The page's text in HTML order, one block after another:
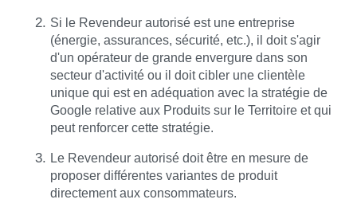
Si le Revendeur autorisé est une entreprise
(énergie, assurances, sécurité, etc.), il doit s'agir
d'un opérateur de grande envergure dans son
secteur d'activité ou il doit cibler une clientèle
unique qui est en adéquation avec la stratégie de
Google relative aux Produits sur le Territoire et qui
peut renforcer cette stratégie.
Le Revendeur autorisé doit être en mesure de
proposer différentes variantes de produit
directement aux consommateurs.